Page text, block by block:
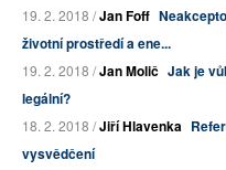
19. 2. 2018 /Jan Foff
životní prostředí a ene...
19. 2. 2018 /Jan Molič Jak je
legální?
18. 2. 2018 /Jiří Hlavenka
vysvědčení